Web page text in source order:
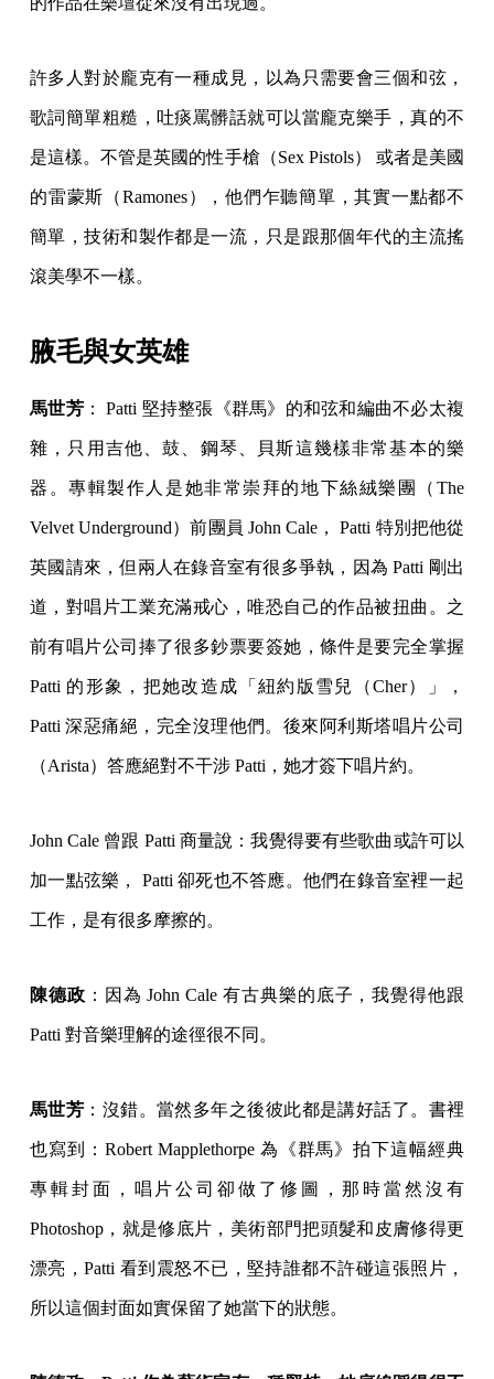
許多人對於龐克有一種成見，以為只需要會三個和弦，
歌詞簡單粗糙，吐痰罵髒話就可以當龐克樂手，真的不
是這樣。不管是英國的性手槍（Sex Pistols） 或者是美國
的雷蒙斯（Ramones），他們乍聽簡單，其實一點都不
簡單，技術和製作都是一流，只是跟那個年代的主流搖
滾美學不一樣。
腋毛與女英雄
馬世芳： Patti 堅持整張《群馬》的和弦和編曲不必太複
雜，只用吉他、鼓、鋼琴、貝斯這幾樣非常基本的樂
器。專輯製作人是她非常崇拜的地下絲絨樂團（The
Velvet Underground）前團員 John Cale， Patti 特別把他從
英國請來，但兩人在錄音室有很多爭執，因為 Patti 剛出
道，對唱片工業充滿戒心，唯恐自己的作品被扭曲。之
前有唱片公司捧了很多鈔票要簽她，條件是要完全掌握
Patti 的形象，把她改造成「紐約版雪兒（Cher）」，
Patti 深惡痛絕，完全沒理他們。後來阿利斯塔唱片公司
（Arista）答應絕對不干涉 Patti，她才簽下唱片約。
John Cale 曾跟 Patti 商量說：我覺得要有些歌曲或許可以
加一點弦樂， Patti 卻死也不答應。他們在錄音室裡一起
工作，是有很多摩擦的。
陳德政 ：因為 John Cale 有古典樂的底子，我覺得他跟
Patti 對音樂理解的途徑很不同。
馬世芳 ：沒錯。當然多年之後彼此都是講好話了。書裡
也寫到：Robert Mapplethorpe 為《群馬》拍下這幅經典
專輯封面，唱片公司卻做了修圖，那時當然沒有
Photoshop，就是修底片，美術部門把頭髮和皮膚修得更
漂亮，Patti 看到震怒不已，堅持誰都不許碰這張照片，
所以這個封面如實保留了她當下的狀態。